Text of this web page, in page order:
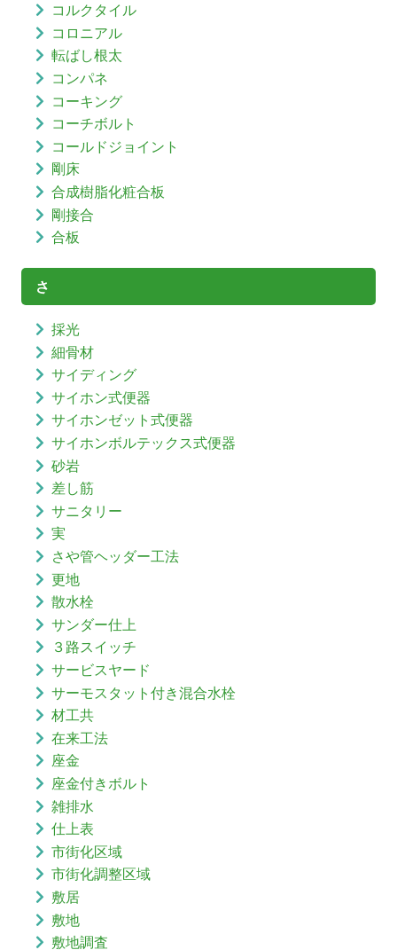
コルクタイル
コロニアル
転ばし根太
コンパネ
コーキング
コーチボルト
コールドジョイント
剛床
合成樹脂化粧合板
剛接合
合板
さ
採光
細骨材
サイディング
サイホン式便器
サイホンゼット式便器
サイホンボルテックス式便器
砂岩
差し筋
サニタリー
実
さや管ヘッダー工法
更地
散水栓
サンダー仕上
３路スイッチ
サービスヤード
サーモスタット付き混合水栓
材工共
在来工法
座金
座金付きボルト
雑排水
仕上表
市街化区域
市街化調整区域
敷居
敷地
敷地調査